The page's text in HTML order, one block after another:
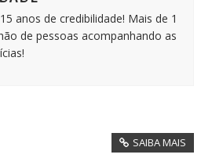
anos de credibilidade! Mais de 1
de pessoas acompanhando as
SAIBA MAIS